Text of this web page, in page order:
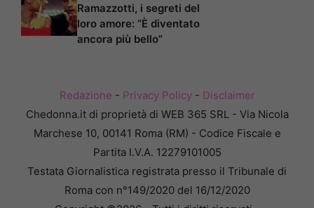
Ramazzotti, i segreti del
loro amore: “È diventato
ancora più bello”
Redazione - Privacy Policy- Disclaimer
Chedonna.it di proprietà di WEB 365 SRL - Via Nicola
Marchese 10, 00141 Roma (RM) - Codice Fiscale e
Partita I.V.A. 12279101005
Testata Giornalistica registrata presso il Tribunale di
Roma con n°149/2020 del 16/12/2020